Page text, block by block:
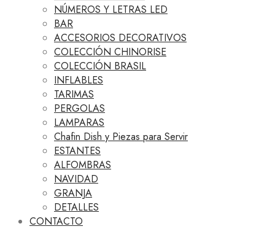
NÚMEROS Y LETRAS LED
BAR
ACCESORIOS DECORATIVOS
COLECCIÓN CHINORISE
COLECCIÓN BRASIL
INFLABLES
TARIMAS
PERGOLAS
LAMPARAS
Chafin Dish y Piezas para Servir
ESTANTES
ALFOMBRAS
NAVIDAD
GRANJA
DETALLES
CONTACTO